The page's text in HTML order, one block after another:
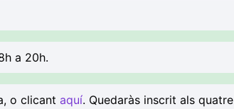
a 20h.
o clicant aquí. Quedaràs inscrit als quatre